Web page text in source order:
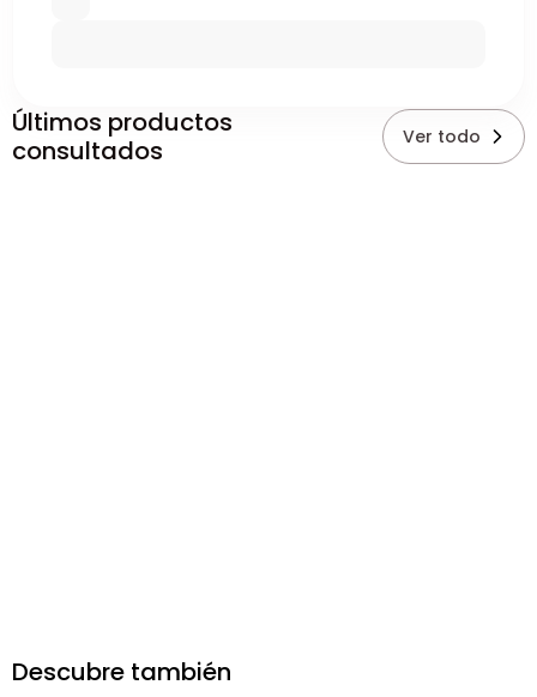
Últimos productos
consultados
Ver todo
Descubre también